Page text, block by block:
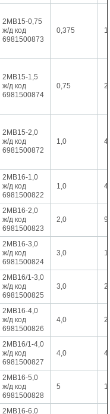
2МВ15-0,75
ж/д код
6981500873
0,375
2МВ15-1,5
ж/д код
6981500874
0,75
2МВ15-2,0
ж/д код
6981500872
1,0
2МВ16-1,0
ж/д код
6981500822
1,0
2МВ16-2,0
ж/д код
6981500823
2,0
2МВ16-3,0
ж/д код
6981500824
3,0
2МВ16/1-3,0
ж/д код
6981500825
3,0
2МВ16-4,0
ж/д код
6981500826
4,0
2МВ16/1-4,0
ж/д код
6981500827
4,0
2МВ16-5,0
ж/д код
6981500828
5
2МВ16-6,0